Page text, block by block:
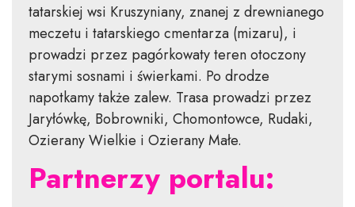
tatarskiej wsi Kruszyniany, znanej z drewnianego
meczetu i tatarskiego cmentarza (mizaru), i
prowadzi przez pagórkowaty teren otoczony
starymi sosnami i świerkami. Po drodze
napotkamy także zalew. Trasa prowadzi przez
Jaryłówkę, Bobrowniki, Chomontowce, Rudaki,
Ozierany Wielkie i Ozierany Małe.
Partnerzy portalu: